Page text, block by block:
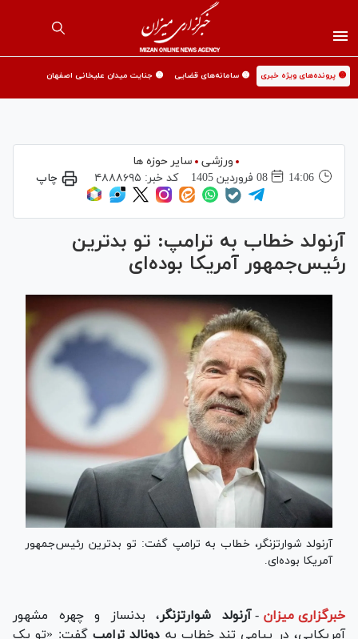
🟡 پرونده‌های ویژه خبری 🟡 سامانه‌های قضایی 🟡 جنایت میدان علیخانی اصفهان
ورزشی
سایر حوزه ها
14:06
08 فروردين 1405 کد خبر: ۴۸۸۸۶۹۵ چاپ
آرنولد خطاب به ترامپ: تو بدترین
رئیس‌جمهور آمریکا بوده‌ای
آرنولد شوارتزنگر‌،‌ خطاب به ترامپ گفت: تو بدترین رئیس‌جمهور
آمریکا بوده‌ای.
خبرگزاری میزان - آرنولد شوارتزنگر‌،‌ بدنساز و چهره مشهور
آمریکایی، در پیامی تند خطاب به دونالد ترامپ گفت: «تو یک